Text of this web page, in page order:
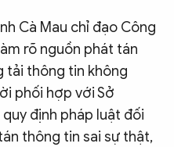
Cà Mau chỉ đạo Công
rõ nguồn phát tán
tải thông tin không
phối hợp với Sở
định pháp luật đối
thông tin sai sự thật,